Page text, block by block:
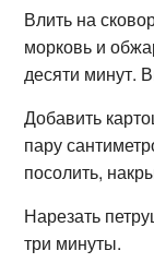
Влить на
морковь и
десяти минут.
Добавить
пару
посолить,
Нарезать
три минуты.